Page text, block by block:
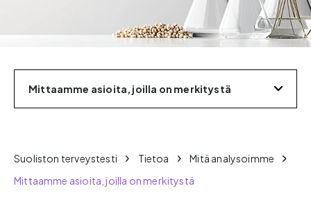
Mittaamme asioita, joilla on merkitystä
Suoliston terveystesti Tietoa
Mitä analysoimme
Mittaamme asioita, joilla on merkitystä